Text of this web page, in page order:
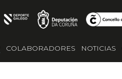
COLABORADORES NOTICIAS